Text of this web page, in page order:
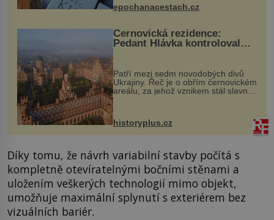
epochanacestach.cz
Černovická rezidence:
Pedant Hlávka kontroloval
Patří mezi sedm novodobých divů
Ukrajiny. Řeč je o obřím černovickém
areálu, za jehož vznikem stál slavný
český architekt Josef Hlávka. Ten si
na něm dal mimořádně záležet. Jeho
historyplus.cz
Díky tomu, že návrh variabilní stavby počítá s
kompletně otevíratelnými bočními stěnami a
uložením veškerých technologií mimo objekt,
umožňuje maximální splynutí s exteriérem bez
vizuálních bariér.